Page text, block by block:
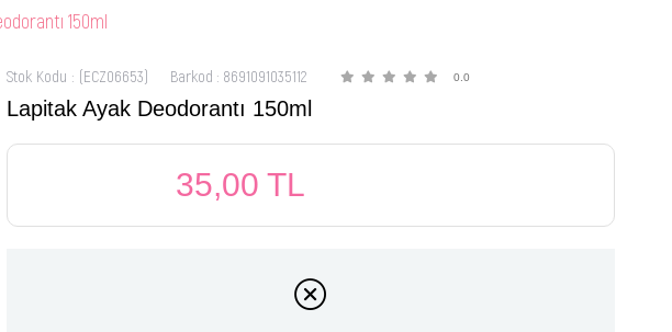
150ml
Stok Kodu (ECZ06653) Barkod : 8691091035112 0.0
Lapitak Ayak Deodorantı 150ml
35,00 TL